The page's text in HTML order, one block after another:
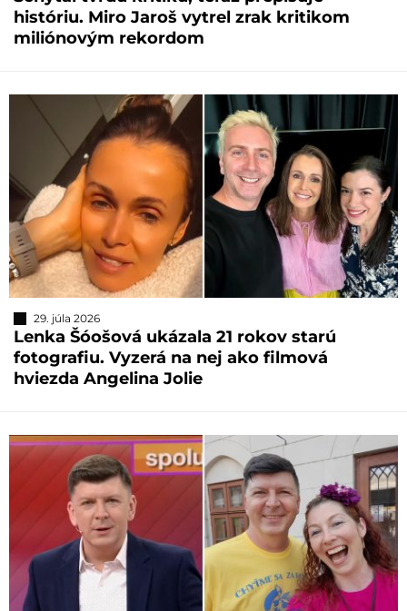
históriu. Miro Jaroš vytrel zrak kritikom
miliónovým rekordom
29. júla 2026
Lenka Šóošová ukázala 21 rokov starú
fotografiu. Vyzerá na nej ako filmová
hviezda Angelina Jolie